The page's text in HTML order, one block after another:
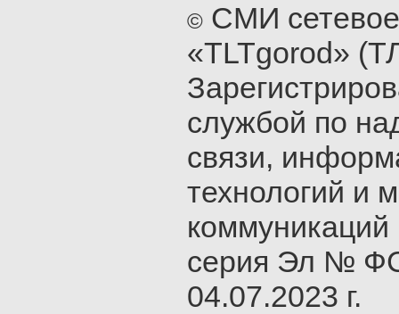
© СМИ
«TLTgorod»
службой по
связи,
технологий и
серия Эл №
04.07.2023 г.